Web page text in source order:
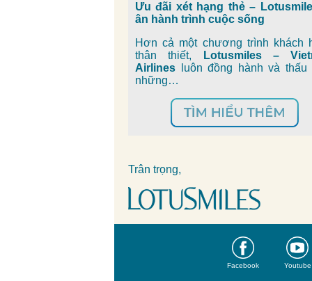
Ưu đãi xét hạng thẻ –
ân hành trình cuộc sống
Hơn cả một chương trình khách
thân thiết,
Lotusmiles –
Airlines luôn đồng hành và thấu
những…
Trân trọng,
Facebook Youtube